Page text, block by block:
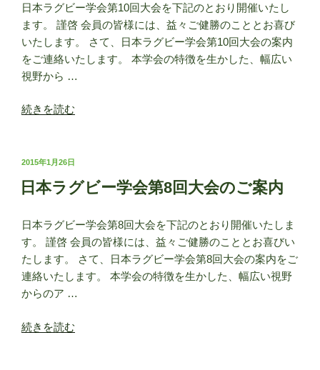
内”
の
会
第
12
回
大
ご
の
日本ラグビー学会第10回大会を下記のとおり開催いたし
ます。 謹啓 会員の皆様には、益々ご健勝のこととお喜び
いたします。 さて、日本ラグビー学会第10回大会の案内
をご連絡いたします。 本学会の特徴を生かした、幅広い
視野から …
“日
グ
ー
会
第
10
回
大
の
続きを読む
投
日:
2015年1月26日
日本ラグビー学会第8回大会のご案内
日本ラグビー学会第8回大会を下記のとおり開催いたしま
す。 謹啓 会員の皆様には、益々ご健勝のこととお喜びい
たします。 さて、日本ラグビー学会第8回大会の案内をご
連絡いたします。 本学会の特徴を生かした、幅広い視野
からのア …
“日
続きを読む